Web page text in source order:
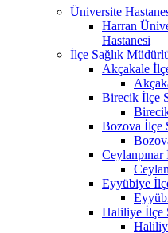
Üniversite
Harran
Hastanesi
İlçe Sağlık
Akçakale
Birecik İlçe
Bozova İlçe
Eyyübiye
Haliliye İlçe